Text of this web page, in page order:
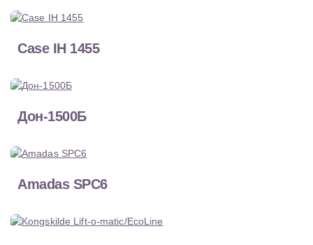
Case IH 1455
Дон-1500Б
Amadas SPC6